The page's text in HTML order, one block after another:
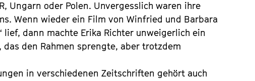
Ungarn oder Polen. Unvergesslich waren ihre
Wenn wieder ein Film von Winfried und Barbara
lief, dann machte Erika Richter unweigerlich ein
den Rahmen sprengte, aber trotzdem
in verschiedenen Zeitschriften gehört auch